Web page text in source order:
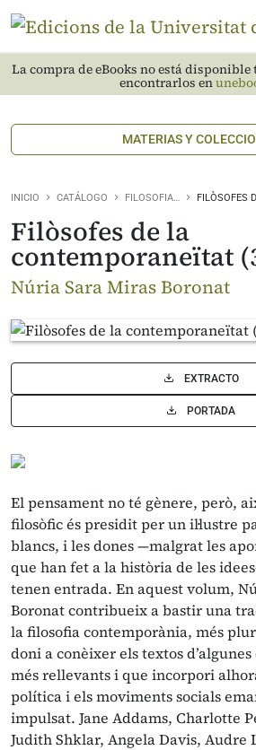
La compra de eBooks no está
encontrarlos en
MATERIAS Y
INICIO CATÁLOGO FILOSOFIA… FILÒSOFES
Filòsofes de la
contemporaneïtat
Núria Sara Miras Boronat
EXTRACTO
PORTADA
El pensament no té gènere, però,
filosòfic és presidit per un il·lustre
blancs, i les dones —malgrat les
que han fet a la història de les
tenen entrada. En aquest volum,
Boronat contribueix a bastir una
la filosofia contemporània, més
doni a conèixer els textos
més rellevants i que incorpori
política i els moviments socials
impulsat. Jane Addams, Charlotte
Judith Shklar, Angela Davis, Audre